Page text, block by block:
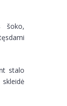
šoko,
stalo